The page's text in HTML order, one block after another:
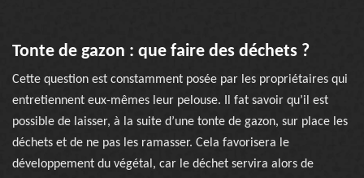
Tonte de gazon : que faire des déchets ?
Cette question est constamment posée par les propriétaires qui
entretiennent eux-mêmes leur pelouse. Il fat savoir qu’il est
possible de laisser, à la suite d’une tonte de gazon, sur place les
déchets et de ne pas les ramasser. Cela favorisera le
développement du végétal, car le déchet servira alors de